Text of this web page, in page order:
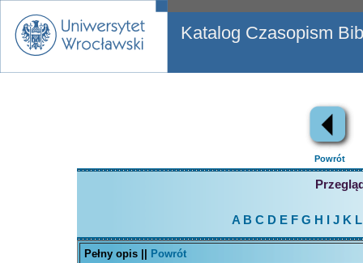
Katalog Czasopism
Powrót
A B C D EFG H J K L
Pełny opis ||
Powrót